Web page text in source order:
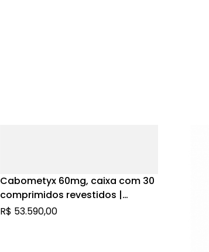
Cabometyx 60mg, caixa com 30
comprimidos revestidos |
Levomalato de Cabozantinibe
R$ 53.590,00